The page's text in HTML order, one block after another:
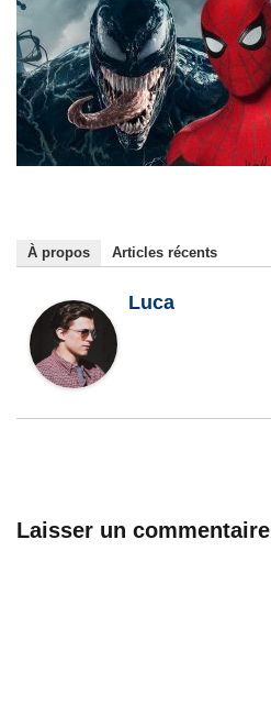
À propos Articles récents
Luca
Laisser un commentaire